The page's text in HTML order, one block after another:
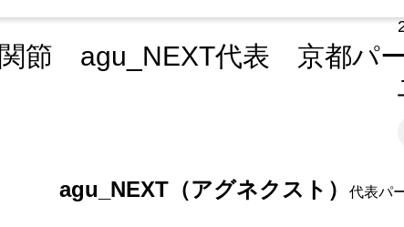
関節 agu_NEXT代表 京都パ
agu_NEXT（アグネクスト） 代表パ